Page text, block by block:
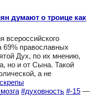
думают о троице как
всероссийского
69% православных
Дух, по их мнению,
но и от Сына. Такой
а не
#духовность #-15 —